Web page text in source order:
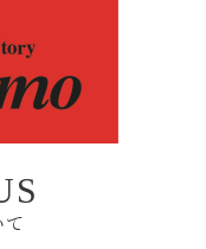
ップ
ind.c
しま
て